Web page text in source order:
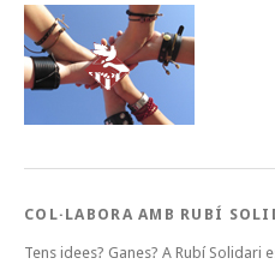
COL·LABORA AMB RUBÍ
Tens idees? Ganes? A Rubí